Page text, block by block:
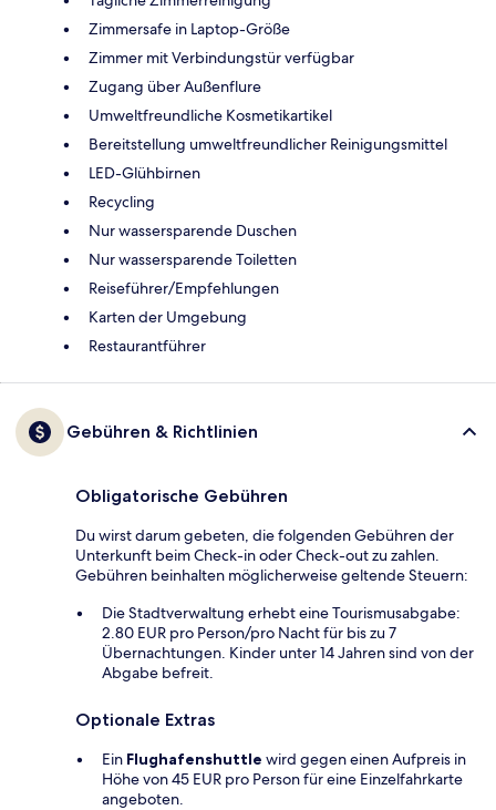
Zimmersafe in Laptop-Größe
Zimmer mit Verbindungstür verfügbar
Zugang über Außenflure
Umweltfreundliche Kosmetikartikel
Bereitstellung umweltfreundlicher Reinigungsmittel
LED-Glühbirnen
Recycling
Nur wassersparende Duschen
Nur wassersparende Toiletten
Reiseführer/Empfehlungen
Karten der Umgebung
Restaurantführer
Gebühren & Richtlinien
Obligatorische Gebühren
Du wirst darum gebeten, die folgenden Gebühren der
Unterkunft beim Check-in oder Check-out zu zahlen.
Gebühren beinhalten möglicherweise geltende Steuern:
Die Stadtverwaltung erhebt eine Tourismusabgabe:
2.80 EUR pro Person/pro Nacht für bis zu 7
Übernachtungen. Kinder unter 14 Jahren sind von der
Abgabe befreit.
Optionale Extras
Ein Flughafenshuttle wird gegen einen Aufpreis in
Höhe von 45 EUR pro Person für eine Einzelfahrkarte
angeboten.